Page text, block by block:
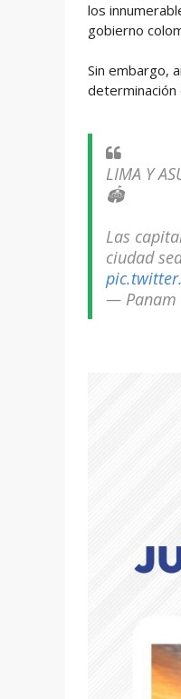
los
gobierno
Sin embargo,
determinación
LIMA Y
🏟️
Las
ciudad
— Panam